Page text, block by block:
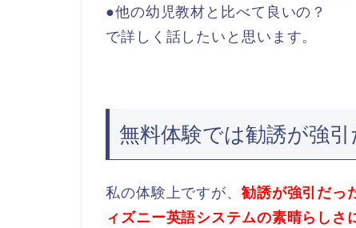
●他の幼児教材と比べて良いの？
で詳しく話したいと思います。
無料体験では勧誘が強
私の体験上ですが、 勧誘が強引だっ
ィズニー英語システムの素晴らし